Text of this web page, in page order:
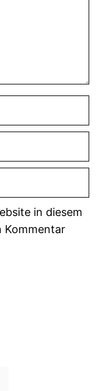
in diesem
Kommentar